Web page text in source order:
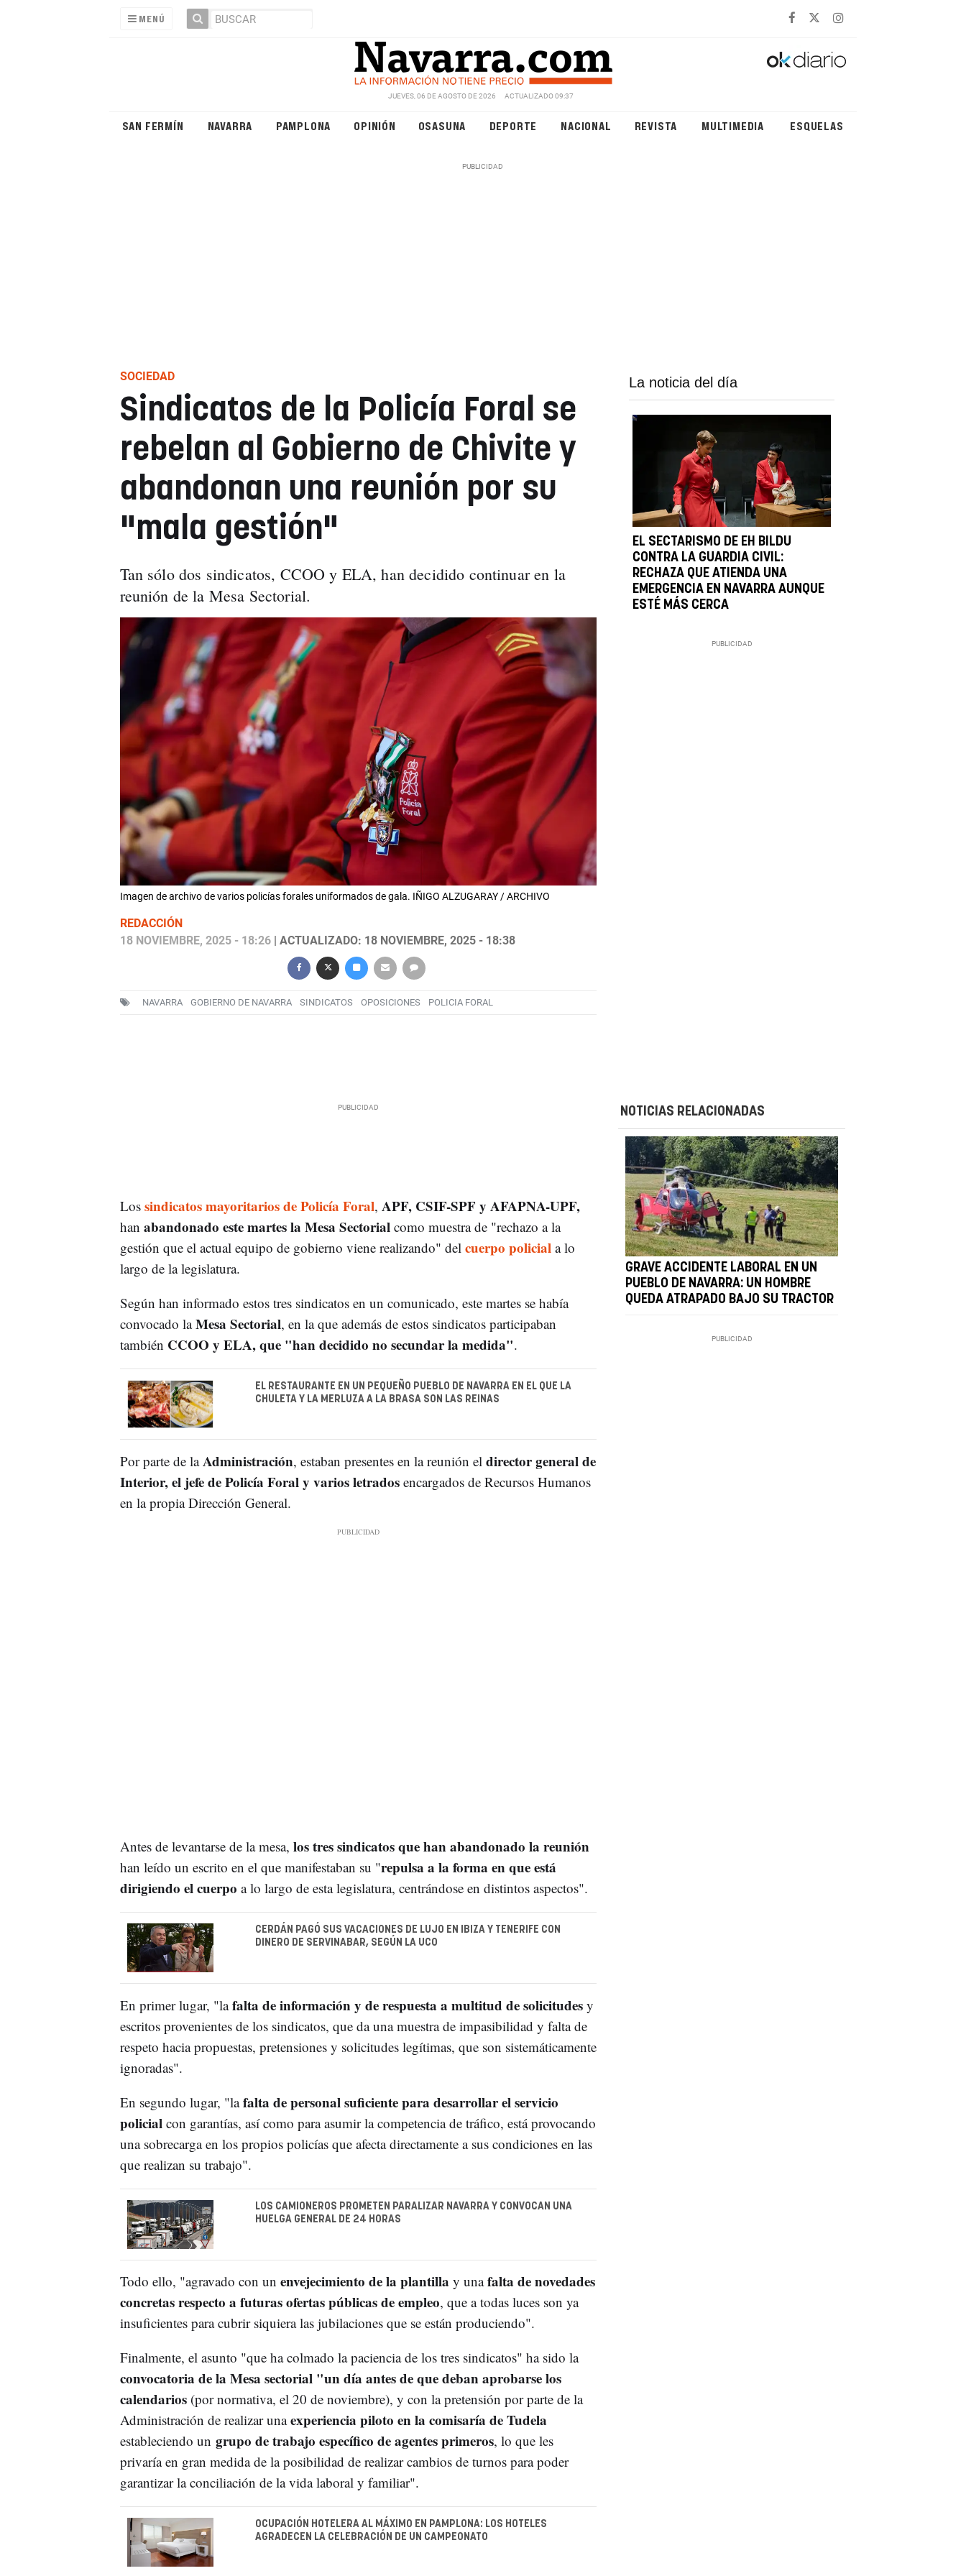
MENÚ
JUEVES, 06 DE AGOSTO DE 2026 ACTUALIZADO 09:37
SAN FERMÍN NAVARRA PAMPLONA OPINIÓN OSASUNA DEPORTE NACIONAL REVISTA MULTIMEDIA ESQUELAS
SOCIEDAD
Sindicatos de la Policía Foral se
rebelan al Gobierno de Chivite y
abandonan una reunión por su
"mala gestión"
Tan sólo dos sindicatos, CCOO y ELA, han decidido continuar en la
reunión de la Mesa Sectorial.
Imagen de archivo de varios policías forales uniformados de gala. IÑIGO ALZUGARAY / ARCHIVO
REDACCIÓN
18 NOVIEMBRE, 2025 - 18:26| ACTUALIZADO: 18 NOVIEMBRE, 2025 - 18:38
NAVARRA GOBIERNO DE NAVARRA SINDICATOS OPOSICIONES POLICIA FORAL
La noticia del día
EL SECTARISMO DE EH BILDU
CONTRA LA GUARDIA CIVIL:
RECHAZA QUE ATIENDA UNA
EMERGENCIA EN NAVARRA AUNQUE
ESTÉ MÁS CERCA
Los sindicatos mayoritarios de Policía Foral, APF, CSIF-SPF y AFAPNA-UPF,
han abandonado este martes la Mesa Sectorial como muestra de "rechazo a la
gestión que el actual equipo de gobierno viene realizando" del cuerpo policial a lo
largo de la legislatura.
Según han informado estos tres sindicatos en un comunicado, este martes se había
convocado laMesa Sectorial, en la que además de estos sindicatos participaban
también CCOO y ELA, que "han decidido no secundar la medida".
EL RESTAURANTE EN UN PEQUEÑO PUEBLO DE NAVARRA EN EL QUE LA
CHULETA Y LA MERLUZA A LA BRASA SON LAS REINAS
Por parte de laAdministración, estaban presentes en la reunión el director general de
Interior, el jefe de Policía Foral y varios letradosencargados de Recursos Humanos
en la propia Dirección General.
Antes de levantarse de la mesa, los tres sindicatos que han abandonado la reunión
han leído un escrito en el que manifestaban su "repulsa a la forma en que está
dirigiendo el cuerpo a lo largo de esta legislatura, centrándose en distintos aspectos".
CERDÁN PAGÓ SUS VACACIONES DE LUJO EN IBIZA Y TENERIFE CON
DINERO DE SERVINABAR, SEGÚN LA UCO
En primer lugar, "lafalta de información y de respuesta a multitud de solicitudesy
escritos provenientes de los sindicatos, que da una muestra de impasibilidad y falta de
respeto hacia propuestas, pretensiones y solicitudes legítimas, que son sistemáticamente
ignoradas".
En segundo lugar, "lafalta de personal suficiente para desarrollar el servicio
policial con garantías, así como para asumir la competencia de tráfico, está provocando
una sobrecarga en los propios policías que afecta directamente a sus condiciones en las
que realizan su trabajo".
LOS CAMIONEROS PROMETEN PARALIZAR NAVARRA Y CONVOCAN UNA
HUELGA GENERAL DE 24 HORAS
Todo ello, "agravado con un envejecimiento de la plantilla y unafalta de novedades
concretas respecto a futuras ofertas públicas de empleo, que a todas luces son ya
insuficientes para cubrir siquiera las jubilaciones que se están produciendo".
Finalmente, el asunto "que ha colmado la paciencia de los tres sindicatos" ha sido la
convocatoria de la Mesa sectorial "un día antes de que deban aprobarse los
calendarios(por normativa, el 20 de noviembre), y con la pretensión por parte de la
Administración de realizar unaexperiencia piloto en la comisaría de Tudela
estableciendo un grupo de trabajo específico de agentes primeros, lo que les
privaría en gran medida de la posibilidad de realizar cambios de turnos para poder
garantizar la conciliación de la vida laboral y familiar".
OCUPACIÓN HOTELERA AL MÁXIMO EN PAMPLONA: LOS HOTELES
AGRADECEN LA CELEBRACIÓN DE UN CAMPEONATO
NOTICIAS RELACIONADAS
GRAVE ACCIDENTE LABORAL EN UN
PUEBLO DE NAVARRA: UN HOMBRE
QUEDA ATRAPADO BAJO SU TRACTOR